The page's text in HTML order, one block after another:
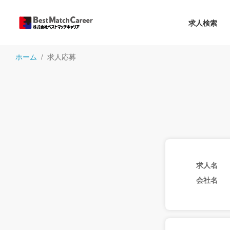
求人検索
ホーム 求人応募
求人名
会社名